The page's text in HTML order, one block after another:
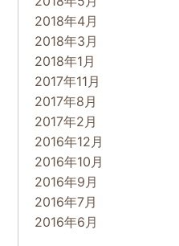
2018年4月
2018年3月
2018年1月
2017年11月
2017年8月
2017年2月
2016年12月
2016年10月
2016年9月
2016年7月
2016年6月